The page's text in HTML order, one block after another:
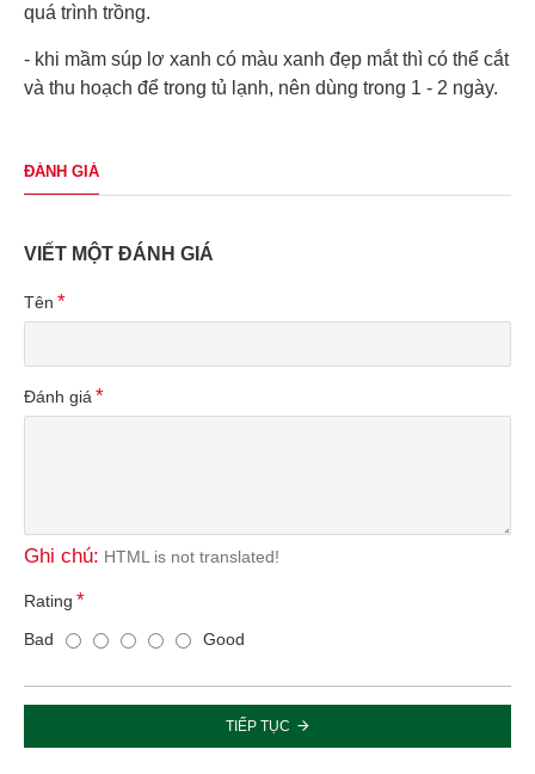
quá trình trồng.
- khi mầm súp lơ xanh có màu xanh đẹp mắt thì có thể cắt
và thu hoạch để trong tủ lạnh, nên dùng trong 1 - 2 ngày.
ĐÁNH GIÁ
VIẾT MỘT ĐÁNH GIÁ
Tên
Đánh giá
Ghi chú: HTML is not translated!
Rating
Bad
Good
TIẾP TỤC